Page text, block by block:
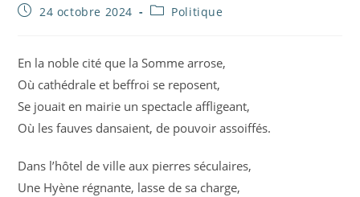
Publication
24 octobre 2024
PostPolitique
En la noble cité que la Somme arrose,
Où cathédrale et beffroi se reposent,
Se jouait en mairie un spectacle affligeant,
Où les fauves dansaient, de pouvoir assoiffés.
Dans l’hôtel de ville aux pierres séculaires,
Une Hyène régnante, lasse de sa charge,